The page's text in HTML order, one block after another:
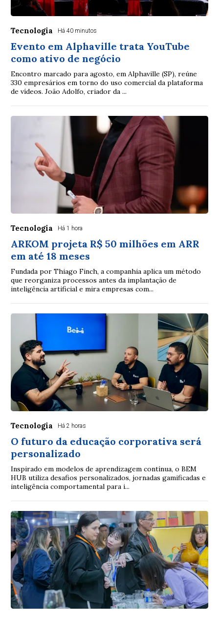
Tecnologia Há 40 minutos
Evento em Alphaville trata YouTube
como ativo de negócio
Encontro marcado para agosto, em Alphaville (SP), reúne
330 empresários em torno do uso comercial da plataforma
de vídeos. João Adolfo, criador da ...
Tecnologia Há 1 hora
ARKOM projeta R$ 50 milhões em ARR
em até 18 meses
Fundada por Thiago Finch, a companhia aplica um método
que reorganiza processos antes da implantação de
inteligência artificial e mira empresas com...
Tecnologia Há 2 horas
O futuro da educação corporativa será
personalizado
Inspirado em modelos de aprendizagem contínua, o BEM
HUB utiliza desafios personalizados, jornadas gamificadas e
inteligência comportamental para i...